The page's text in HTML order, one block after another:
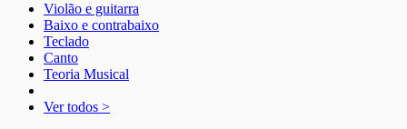
Violão e guitarra
Baixo e contrabaixo
Teclado
Canto
Teoria Musical
Ver todos >